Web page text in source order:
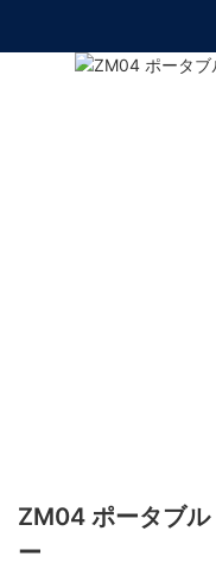
ZM04 ポータブ
ー